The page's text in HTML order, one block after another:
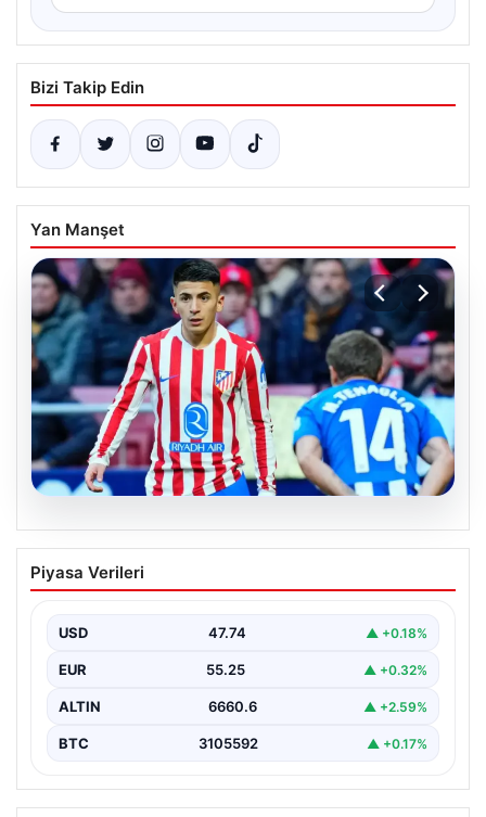
Bizi Takip Edin
Yan Manşet
08.08.2026
River Plate, Thiago Almada ile Gücüne
Güç Kattı
Plate, transfer döneminin en çok konuşulan
isimlerinden biri…
Piyasa Verileri
USD 47.74 ▲ +0.18%
EUR 55.25 ▲ +0.32%
ALTIN 6660.6 ▲ +2.59%
BTC 3105592 ▲ +0.17%